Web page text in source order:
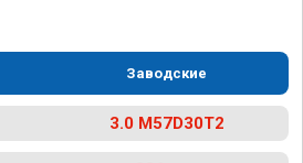
Заводские
3.0 M57D30T2